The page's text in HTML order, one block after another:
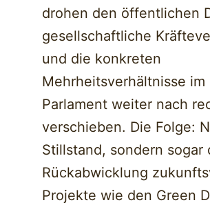
drohen den öffentlichen
gesellschaftliche
und die konkreten
Mehrheitsverhältnisse im
Parlament weiter nach
verschieben. Die Folge:
Stillstand, sondern sogar
Rückabwicklung
Projekte wie den Green